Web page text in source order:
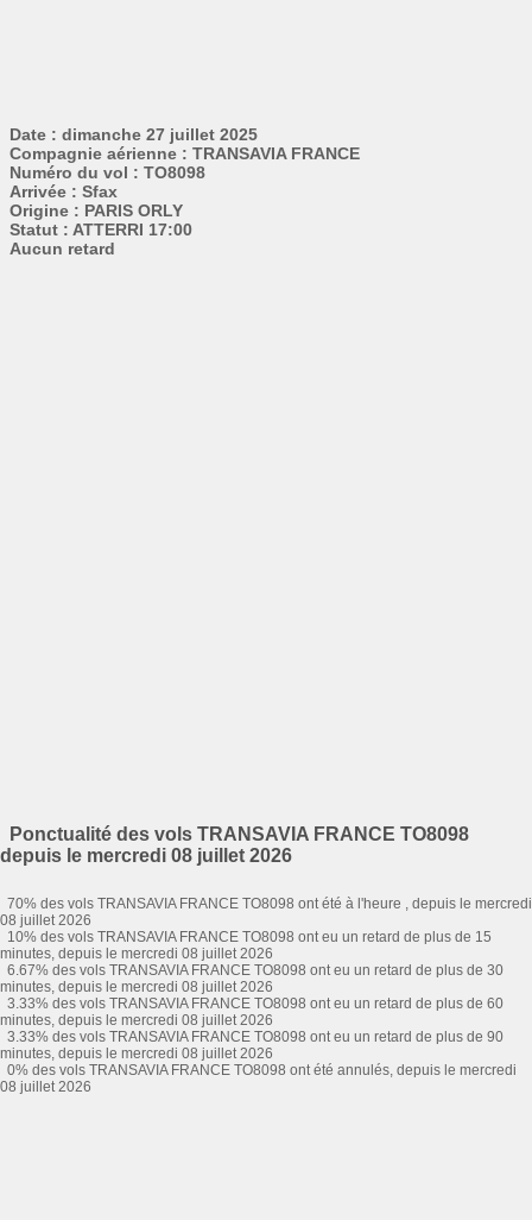
Date : dimanche 27 juillet 2025
Compagnie aérienne : TRANSAVIA FRANCE
Numéro du vol : TO8098
Arrivée : Sfax
Origine : PARIS ORLY
Statut : ATTERRI 17:00
Aucun retard
Ponctualité des vols TRANSAVIA FRANCE TO8098
depuis le mercredi 08 juillet 2026
70% des vols TRANSAVIA FRANCE TO8098 ont été à l'heure , depuis le mercredi
08 juillet 2026
10% des vols TRANSAVIA FRANCE TO8098 ont eu un retard de plus de 15
minutes, depuis le mercredi 08 juillet 2026
6.67% des vols TRANSAVIA FRANCE TO8098 ont eu un retard de plus de 30
minutes, depuis le mercredi 08 juillet 2026
3.33% des vols TRANSAVIA FRANCE TO8098 ont eu un retard de plus de 60
minutes, depuis le mercredi 08 juillet 2026
3.33% des vols TRANSAVIA FRANCE TO8098 ont eu un retard de plus de 90
minutes, depuis le mercredi 08 juillet 2026
0% des vols TRANSAVIA FRANCE TO8098 ont été annulés, depuis le mercredi
08 juillet 2026